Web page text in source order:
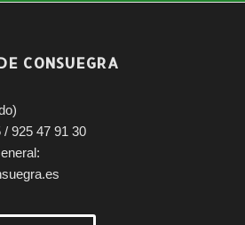
CONSUEGRA
/ 925 47 91 30